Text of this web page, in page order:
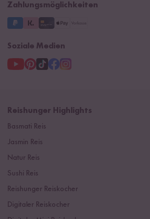
3 Jahre Garantie
Zahlungsmöglichkeiten
Soziale Medien
Reishunger Highlights
Basmati Reis
Jasmin Reis
Natur Reis
Sushi Reis
Reishunger Reiskocher
Digitaler Reiskocher